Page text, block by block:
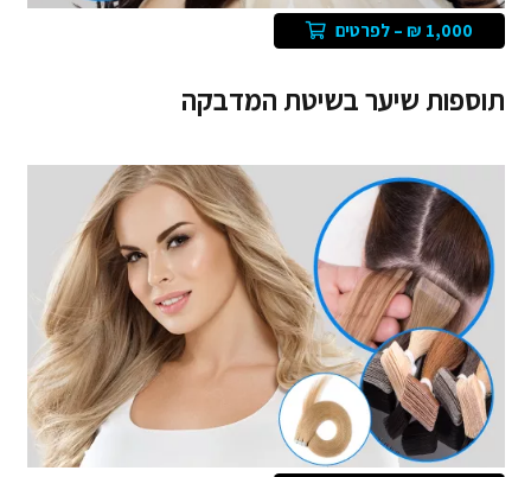
1,000 ₪ – לפרטים
תוספות שיער בשיטת המדבקה